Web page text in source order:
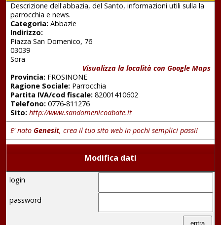
Descrizione dell'abbazia, del Santo, informazioni utili sulla la
parrocchia e news.
Categoria:Abbazie
Indirizzo:
Piazza San Domenico, 76
03039
Sora
Visualizza la località con Google Maps
Provincia:FROSINONE
Ragione Sociale:Parrocchia
Partita IVA/cod fiscale:82001410602
Telefono:0776-811276
Sito: http://www.sandomenicoabate.it
E' nato Genesit, crea il tuo sito web in pochi semplici passi!
Modifica dati
login
password